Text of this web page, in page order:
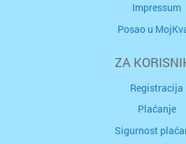
Impressum
Posao u
ZA
Registracija
Plaćanje
Sigurnost